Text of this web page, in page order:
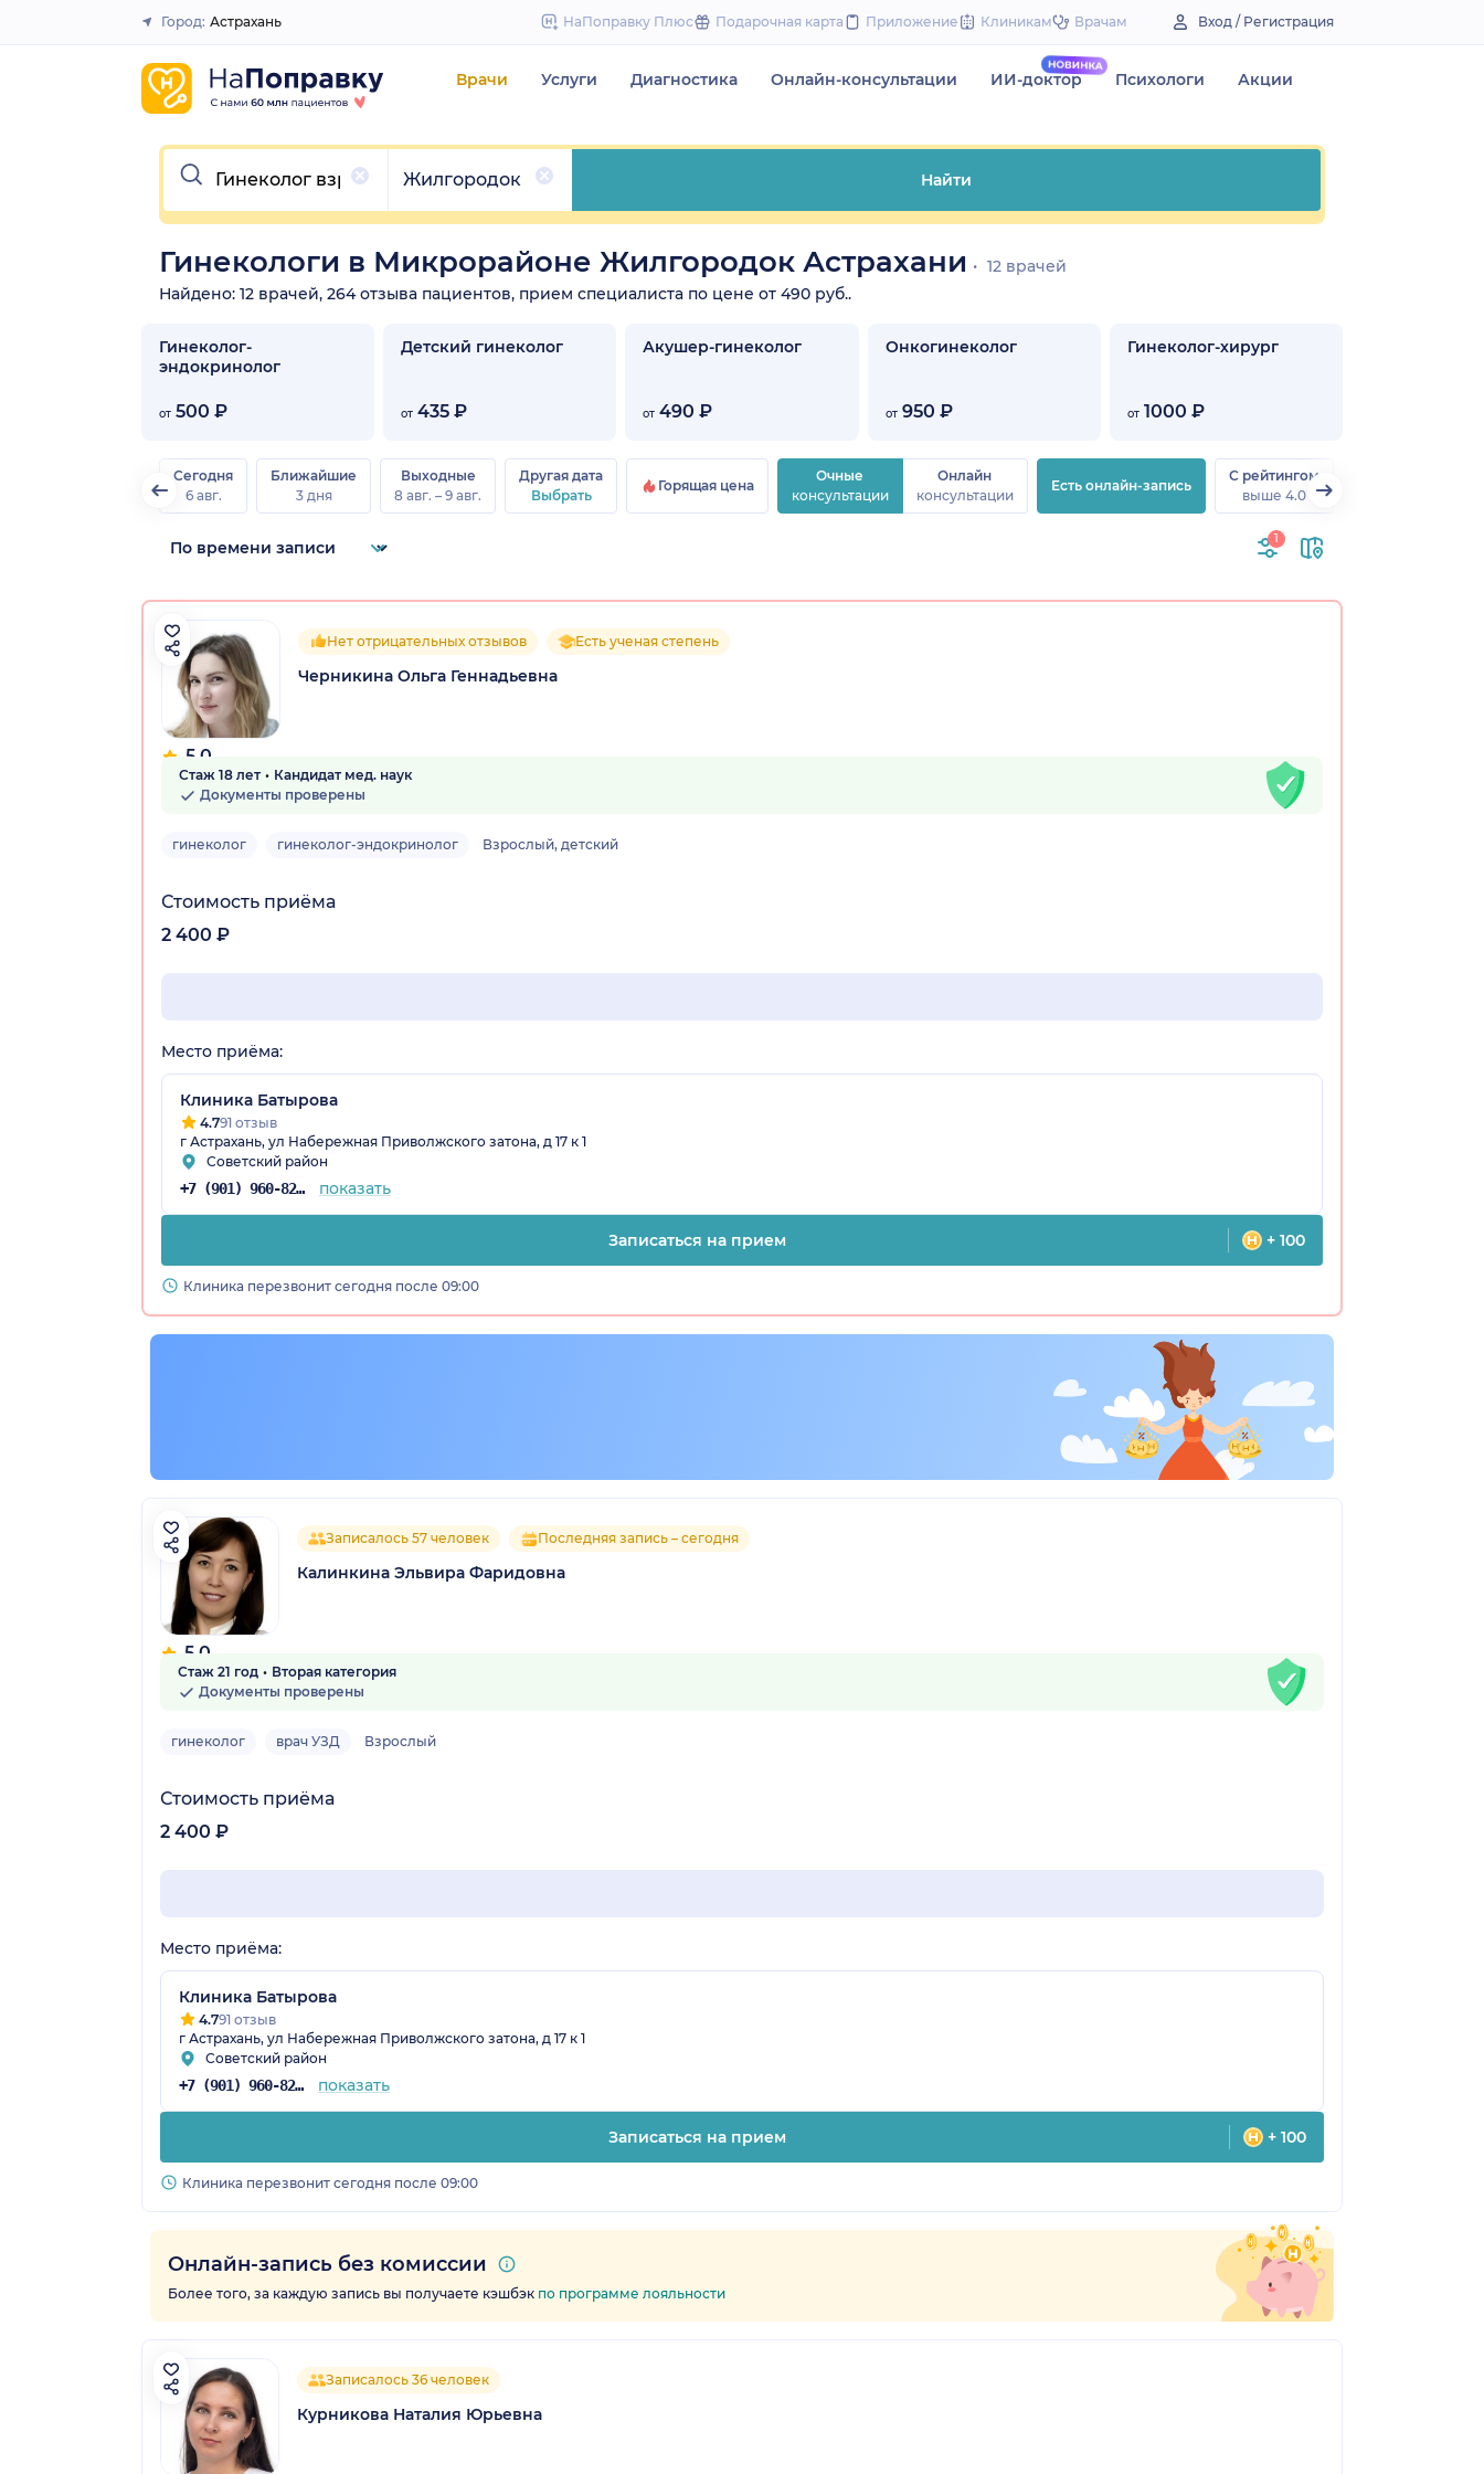
to
Закрыть
Город: Астрахань НаПоправку Плюс Подарочная карта Приложение Клиникам Врачам Вход / Регистрация
Врачи Услуги Диагностика Онлайн-консультации ИИ-доктор Психологи Акции
Очистить
Жилгородок
Найти
Гинекологи в Микрорайоне Жилгородок Астрахани
12 врачей
Найдено: 12 врачей, 264 отзыва пациентов, прием специалиста по цене от 490 руб..
Гинеколог-
эндокринолог
от 500 ₽
Детский гинеколог
от 435 ₽
Акушер-гинеколог
от 490 ₽
Онкогинеколог
от950 ₽
Гинеколог-хирург
от1000 ₽
Сегодня
6 авг.
Ближайшие
3 дня
Выходные
8 авг. – 9 авг.
Другая дата
Выбрать
Горящая цена
Очные
консультации
Онлайн
консультации
Есть онлайн-запись
С рейтингом
выше 4.0
1
5.0
10 отзывов
Нет отрицательных отзывов Есть ученая степень
Черникина Ольга Геннадьевна
Стаж 18 лет
Кандидат мед. наук
Документы проверены
гинеколог гинеколог-эндокринолог Взрослый, детский
Стоимость приёма
2 400 ₽
Место приёма:
Клиника Батырова
4.791 отзыв
г Астрахань, ул Набережная Приволжского затона, д 17 к 1
Советский район
+7 (901) 960-82-53 показать
Записаться на прием + 100
Клиника перезвонит сегодня после 09:00
5.0
8 отзывов
Записалось 57 человек Последняя запись – сегодня
Калинкина Эльвира Фаридовна
Стаж 21 год
Вторая категория
Документы проверены
гинеколог врач УЗД Взрослый
Стоимость приёма
2 400 ₽
Место приёма:
Клиника Батырова
4.791 отзыв
г Астрахань, ул Набережная Приволжского затона, д 17 к 1
Советский район
+7 (901) 960-82-53 показать
Записаться на прием + 100
Клиника перезвонит сегодня после 09:00
Онлайн-запись без комиссии
Более того, за каждую запись вы получаете кэшбэк по программе лояльности
Записалось 36 человек
Курникова Наталия Юрьевна